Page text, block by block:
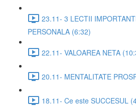
23.11- 3 LECTII
PERSONALA (6:32)
22.11- VALOAREA NETA
20.11- MENTALITATE
18.11- Ce este SUCCESUL